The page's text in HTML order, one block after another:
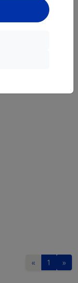
« 1 »